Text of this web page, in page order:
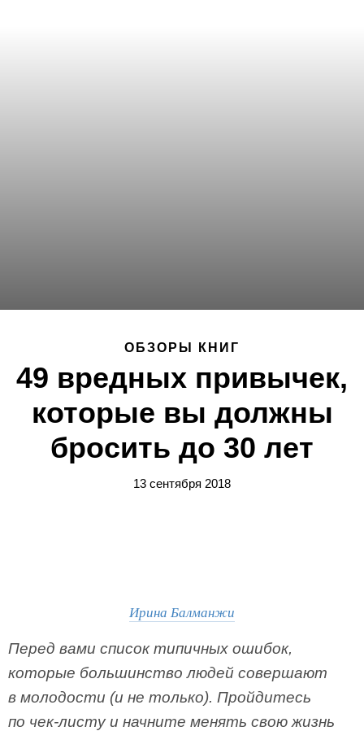
ОБЗОРЫ КНИГ
49 вредных привычек,
которые вы должны
бросить до 30 лет
13 сентября 2018
Ирина Балманжи
Перед вами список типичных ошибок,
которые большинство людей совершают
в молодости (и не только). Пройдитесь
по чек-листу и начните менять свою жизнь